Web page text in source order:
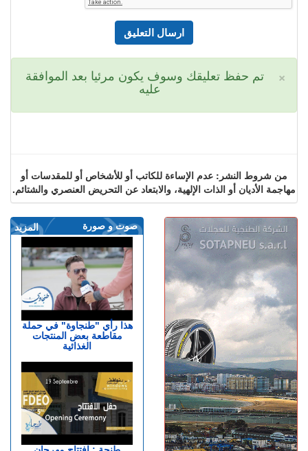
× تم حفظ تعليقك وسوف يكون مرئيا بعد الموافقة
عليه
من شروط النشر: عدم الإساءة للكاتب أو للأشخاص أو للمقدسات أو
مهاجمة الأديان أو الذات الإلهية، والابتعاد عن التحريض العنصري والشتائم.
المزيد صوت و صورة
هذا رأي "طنجاوة" في حملة
مقاطعة بعض المنتجات
الغذائية